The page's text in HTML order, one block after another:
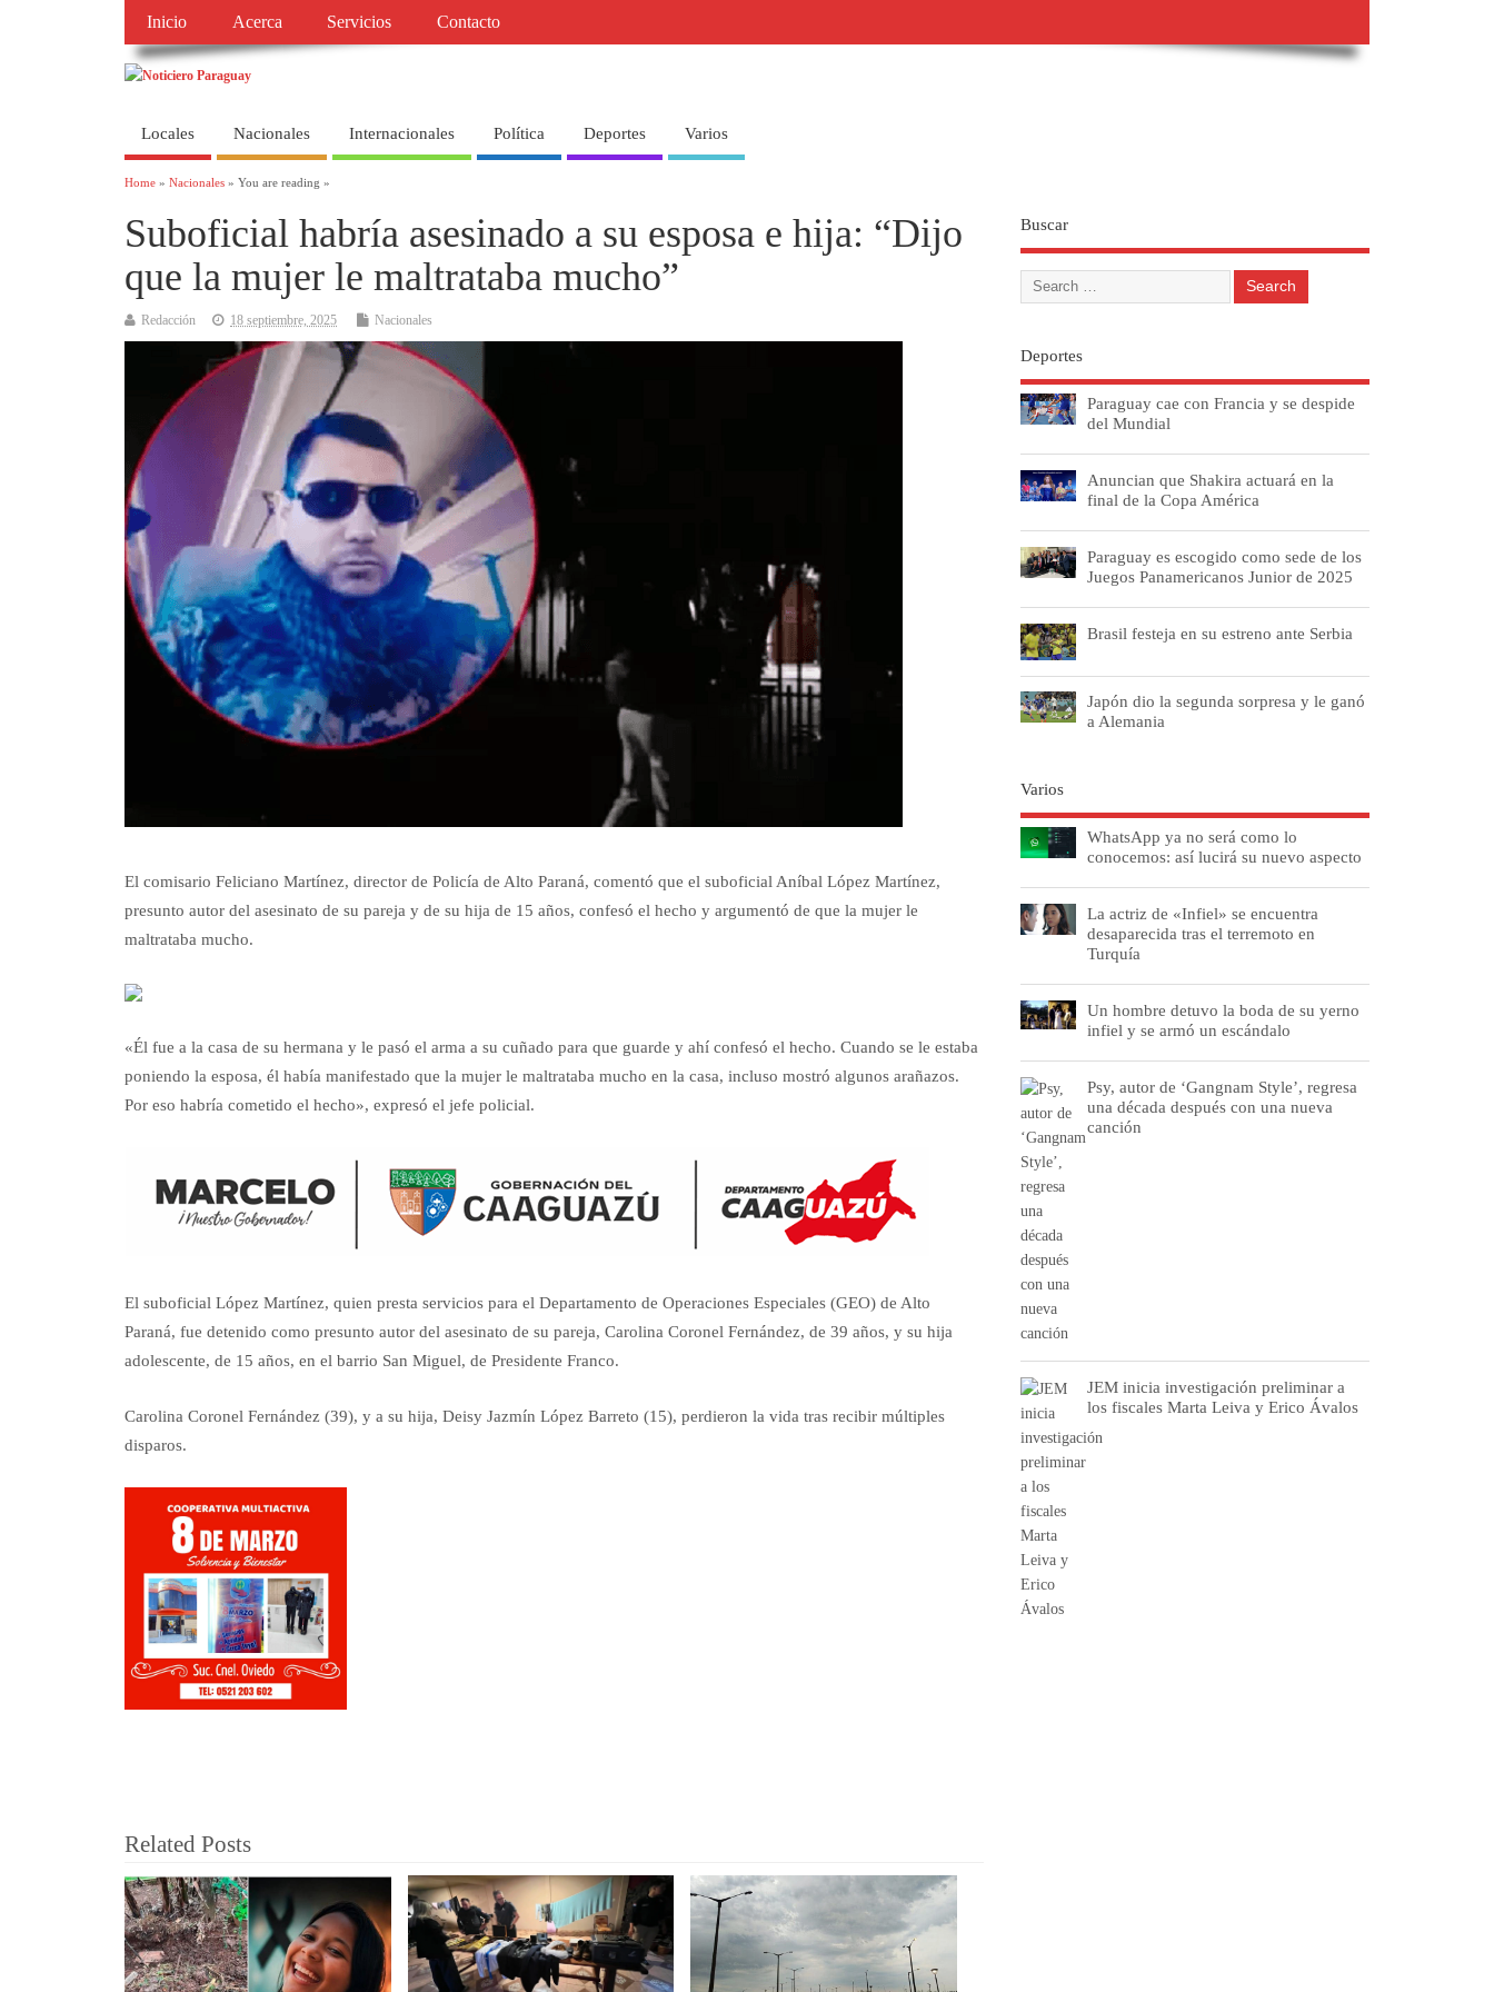
Inicio Acerca Servicios Contacto
Locales Nacionales Internacionales Política Deportes Varios
Home » Nacionales » You are reading »
Suboficial habría asesinado a su esposa e hija: “Dijo
que la mujer le maltrataba mucho”
Redacción 18 septiembre, 2025 Nacionales
El comisario Feliciano Martínez, director de Policía de Alto Paraná, comentó que el suboficial Aníbal López Martínez,
presunto autor del asesinato de su pareja y de su hija de 15 años, confesó el hecho y argumentó de que la mujer le
maltrataba mucho.
«Él fue a la casa de su hermana y le pasó el arma a su cuñado para que guarde y ahí confesó el hecho. Cuando se le estaba
poniendo la esposa, él había manifestado que la mujer le maltrataba mucho en la casa, incluso mostró algunos arañazos.
Por eso habría cometido el hecho», expresó el jefe policial.
El suboficial López Martínez, quien presta servicios para el Departamento de Operaciones Especiales (GEO) de Alto
Paraná, fue detenido como presunto autor del asesinato de su pareja, Carolina Coronel Fernández, de 39 años, y su hija
adolescente, de 15 años, en el barrio San Miguel, de Presidente Franco.
Carolina Coronel Fernández (39), y a su hija, Deisy Jazmín López Barreto (15), perdieron la vida tras recibir múltiples
disparos.
Related Posts
Buscar
Deportes
Paraguay cae con Francia y se despide
del Mundial
Anuncian que Shakira actuará en la
final de la Copa América
Paraguay es escogido como sede de los
Juegos Panamericanos Junior de 2025
Brasil festeja en su estreno ante Serbia
Japón dio la segunda sorpresa y le ganó
a Alemania
Varios
WhatsApp ya no será como lo
conocemos: así lucirá su nuevo aspecto
La actriz de «Infiel» se encuentra
desaparecida tras el terremoto en
Turquía
Un hombre detuvo la boda de su yerno
infiel y se armó un escándalo
Psy, autor de ‘Gangnam Style’, regresa
una década después con una nueva
canción
JEM inicia investigación preliminar a
los fiscales Marta Leiva y Erico Ávalos